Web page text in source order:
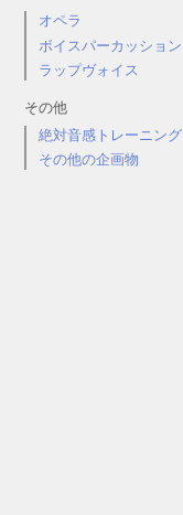
オペラ
ボイスパーカッション
ラップヴォイス
その他
絶対音感トレーニング
その他の企画物